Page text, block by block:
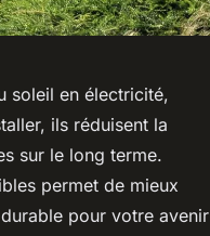
soleil en électricité,
ils réduisent la
sur le long terme.
permet de mieux
pour votre avenir